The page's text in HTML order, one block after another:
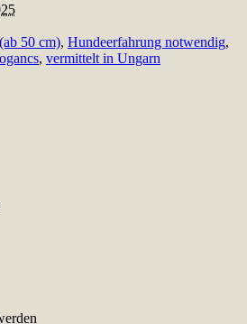
50 cm), Hundeerfahrung notwendig,
, vermittelt in Ungarn